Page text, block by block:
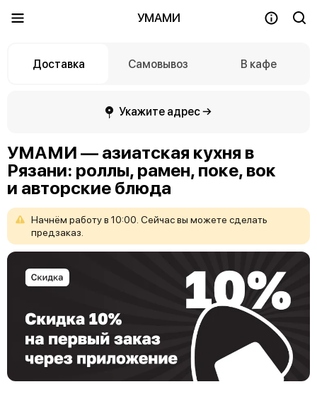
УМАМИ
Доставка Самовывоз В кафе
Укажите адрес →
УМАМИ — азиатская кухня в
Рязани: роллы, рамен, поке, вок
и авторские блюда
Начнём работув 10:00. Сейчасвы можете сделать
предзаказ.